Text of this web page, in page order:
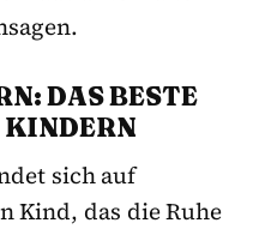
DAS BESTE
KINDERN
sich auf
Kind, das die Ruhe